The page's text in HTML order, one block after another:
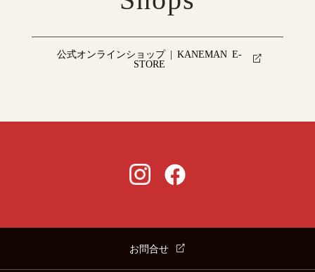
公式オンラインショップ | KANEMAN E-
STORE
お問合せ